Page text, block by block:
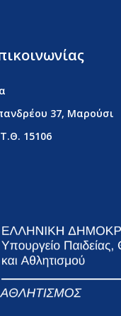
37, Μαρούσι
15106